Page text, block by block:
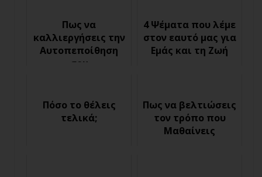
Πως να
καλλιεργήσεις την
Αυτοπεποίθηση
σου
4 Ψέματα που λέμε
στον εαυτό μας για
Εμάς και τη Ζωή
Πόσο το θέλεις
τελικά;
Πως να βελτιώσεις
τον τρόπο που
Μαθαίνεις